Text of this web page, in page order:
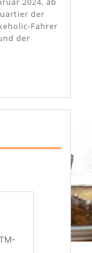
der
Fahrer
der